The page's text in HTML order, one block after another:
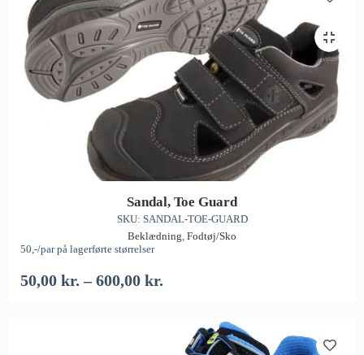
Sandal, Toe Guard
SKU: SANDAL-TOE-GUARD
Beklædning, Fodtøj/Sko
50,-/par på lagerførte størrelser
50,00 kr. – 600,00 kr.